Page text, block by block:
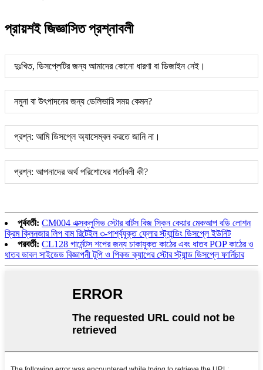
প্রায়শই জিজ্ঞাসিত প্রশ্নাবলী
দুঃখিত, ডিসপ্লেটির জন্য আমাদের কোনো ধারণা বা ডিজাইন নেই।
নমুনা বা উৎপাদনের জন্য ডেলিভারি সময় কেমন?
প্রশ্ন: আমি ডিসপ্লে অ্যাসেম্বল করতে জানি না।
প্রশ্ন: আপনাদের অর্থ পরিশোধের শর্তাবলী কী?
পূর্ববর্তী: CM004 এক্সক্লুসিভ স্টোর বার্টস বিজ স্কিন কেয়ার মেকআপ বডি লোশন
ক্রিম ক্লিনজার লিপ বাম রিটেইল ৩-পার্শ্বযুক্ত ফ্লোর স্ট্যান্ডিং ডিসপ্লে ইউনিট
পরবর্তী: CL128 গার্মেন্টস শপের জন্য চাকাযুক্ত কাঠের এবং ধাতব POP কাঠের ও
ধাতব ডাবল সাইডেড বিজ্ঞাপনী টুপি ও পিকড ক্যাপের স্টোর স্ট্যান্ড ডিসপ্লে ফার্নিচার